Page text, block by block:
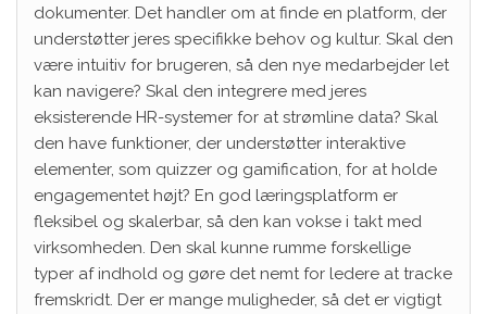
dokumenter. Det handler om at finde en platform, der
understøtter jeres specifikke behov og kultur. Skal den
være intuitiv for brugeren, så den nye medarbejder let
kan navigere? Skal den integrere med jeres
eksisterende HR-systemer for at strømline data? Skal
den have funktioner, der understøtter interaktive
elementer, som quizzer og gamification, for at holde
engagementet højt? En god læringsplatform er
fleksibel og skalerbar, så den kan vokse i takt med
virksomheden. Den skal kunne rumme forskellige
typer af indhold og gøre det nemt for ledere at tracke
fremskridt. Der er mange muligheder, så det er vigtigt